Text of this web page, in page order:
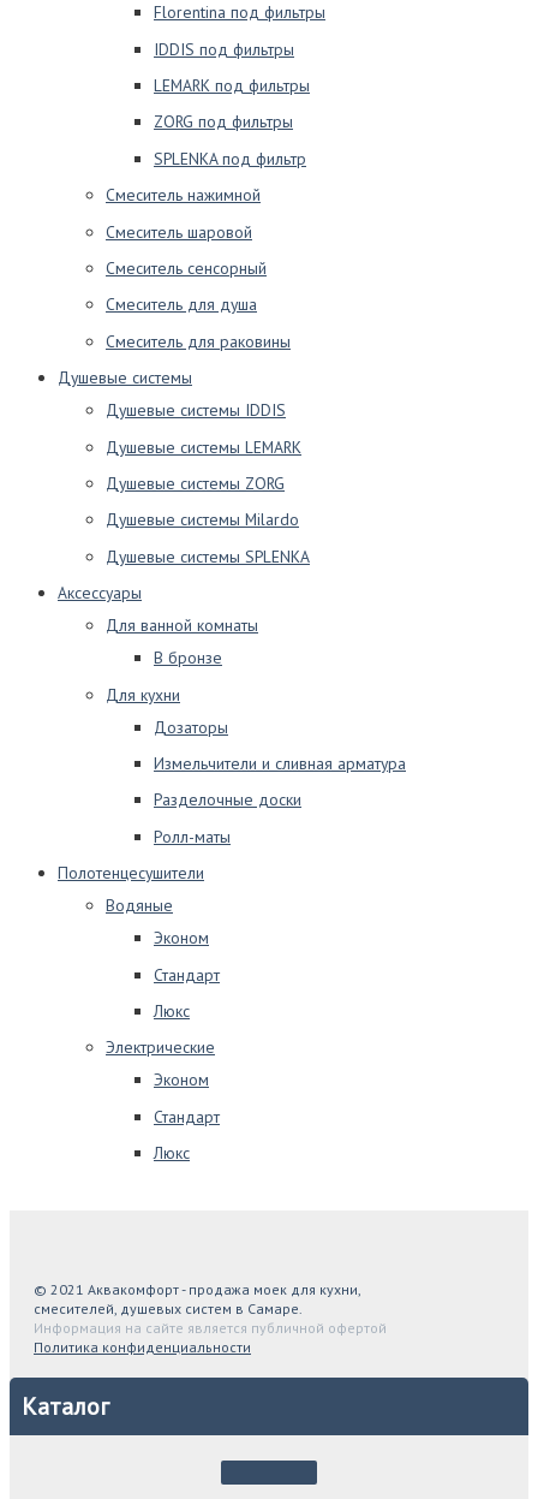
Florentina под фильтры
IDDIS под фильтры
LEMARK под фильтры
ZORG под фильтры
SPLENKA под фильтр
Смеситель нажимной
Смеситель шаровой
Смеситель сенсорный
Смеситель для душа
Смеситель для раковины
Душевые системы
Душевые системы IDDIS
Душевые системы LEMARK
Душевые системы ZORG
Душевые системы Milardo
Душевые системы SPLENKA
Аксессуары
Для ванной комнаты
В бронзе
Для кухни
Дозаторы
Измельчители и сливная арматура
Разделочные доски
Ролл-маты
Полотенцесушители
Водяные
Эконом
Стандарт
Люкс
Электрические
Эконом
Стандарт
Люкс
© 2021 Аквакомфорт - продажа моек для кухни,
смесителей, душевых систем в Самаре.
Информация на сайте является публичной офертой
Политика конфиденциальности
Каталог